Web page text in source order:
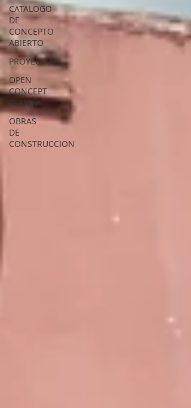
CATALOGO
DE
CONCEPTO
ABIERTO
PROYECTOS
OPEN
CONCEPT
PLAN 💎
OBRAS
DE
CONSTRUCCION